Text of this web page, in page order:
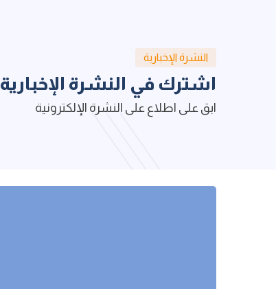
النشرة الإخبارية
اشترك في النشرة الإخبارية
ابق على اطلاع على النشرة الإلكترونية